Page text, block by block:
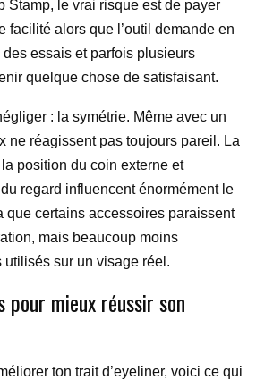
Stamp, le vrai risque est de payer
facilité alors que l’outil demande en
essais et parfois plusieurs
quelque chose de satisfaisant.
: la symétrie. Même avec un
ne réagissent pas toujours pareil. La
position du coin externe et
du regard influencent énormément le
que certains accessoires paraissent
mais beaucoup moins
sur un visage réel.
pour mieux réussir son
ton trait d’eyeliner, voici ce qui